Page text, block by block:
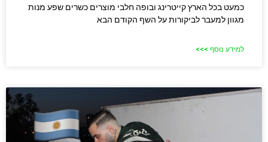
כמעט בכל הארץ קייטרינג ובופה חלבי מוצרים כשרים שפע מנות
מגוון למעבר לביקורות על השף הקודם הבא
למידע נוסף >>>